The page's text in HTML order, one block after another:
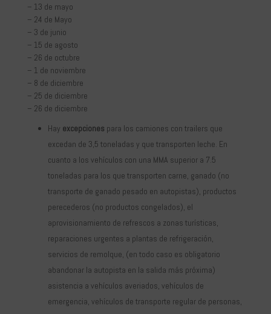
– 13 de mayo
– 24 de Mayo
– 3 de junio
– 15 de agosto
– 26 de octubre
– 1 de noviembre
– 8 de diciembre
– 25 de diciembre
– 26 de diciembre
Hay excepciones para los camiones con trailers que
excedan de 3,5 toneladas y que transporten leche. En
cuanto a los vehículos con una MMA superior a 7.5
toneladas para los que transporten carne, ganado (no
transporte de ganado pesado en autopistas), productos
perecederos (no productos congelados), el
aprovisionamiento de refrescos a zonas turísticas,
reparaciones urgentes a plantas de refrigeración,
servicios de remolque, (en todo caso es obligatorio
abandonar la autopista en la salida más próxima)
asistencia a vehículos averiados, vehículos de
emergencia, vehículos de transporte regular de personas,